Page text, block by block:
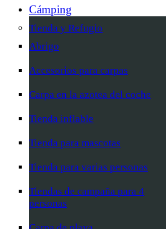
Cámping
Tienda y Refugio
Abrigo
Accesorios para carpas
Carpa en la azotea del coche
Tienda inflable
Tienda para mascotas
Tienda para varias personas
Tiendas de campaña para 4
personas